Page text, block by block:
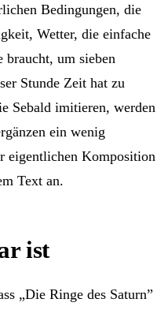
Bedingungen, die
Wetter, die einfache
braucht, um sieben
Stunde Zeit hat zu
Sebald imitieren, werden
ein wenig
eigentlichen Komposition
Text an.
ist
„Die Ringe des Saturn”